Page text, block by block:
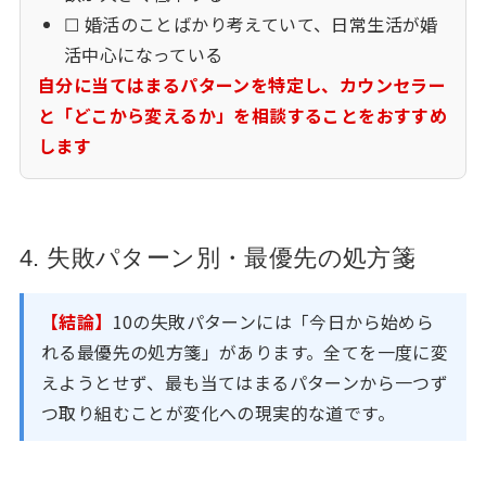
☐ 婚活のことばかり考えていて、日常生活が婚
活中心になっている
自分に当てはまるパターンを特定し、カウンセラー
と「どこから変えるか」を相談することをおすすめ
します
4. 失敗パターン別・最優先の処方箋
【結論】 10の失敗パターンには「今日から始めら
れる最優先の処方箋」があります。全てを一度に変
えようとせず、最も当てはまるパターンから一つず
つ取り組むことが変化への現実的な道です。